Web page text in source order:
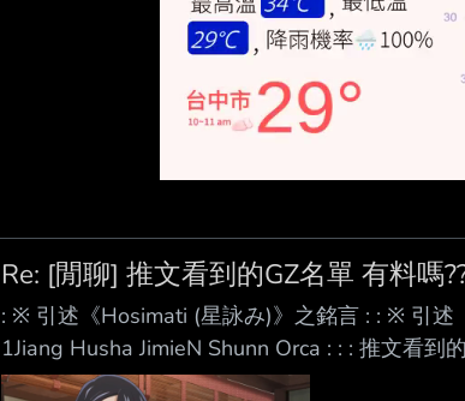
Re: [閒聊] 推文看到的GZ名單 有料嗎
: ※ 引述《Hosimati (星詠み)》之銘言 : : ※ 引述
1Jiang Husha JimieN Shunn Orca : : : 推文看到
: : 打野Husha : : : 沒啥印象 有啥代表作嗎==? : : :